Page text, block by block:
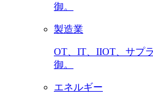
御。
製造業
OT、IT、IIOT、サプ
御。
エネルギー